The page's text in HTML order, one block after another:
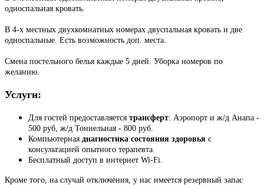
односпальная кровать.
В 4-х местных двухкомнатных номерах двуспальная кровать и две
односпальные. Есть возможность доп. места.
Смена постельного белья каждые 5 дней. Уборка номеров по
желанию.
Услуги:
Для гостей предоставляется трансферт: Аэропорт и ж/д Анапа -
500 руб, ж/д Тоннельная - 800 руб.
Компьютерная диагностика состояния здоровья с
консультацией опытного терапевта.
Бесплатный доступ в интернет Wi-Fi.
Кроме того, на случай отключения, у нас имеется резервный запас